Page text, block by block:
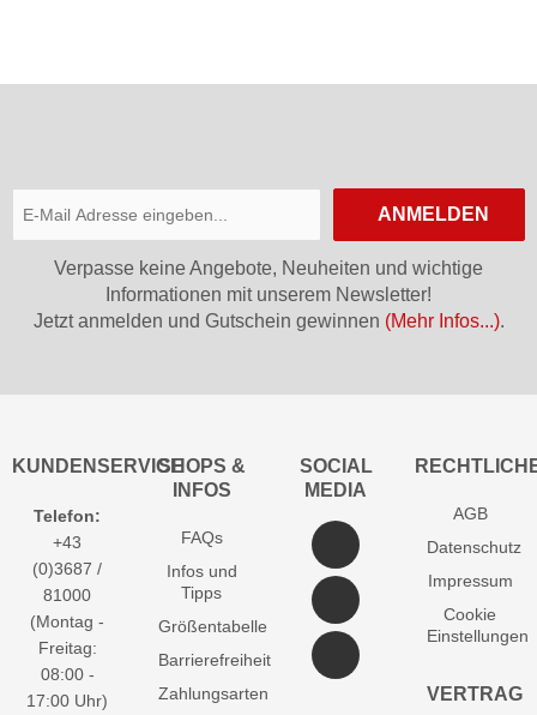
ANMELDEN
Verpasse keine Angebote, Neuheiten und wichtige
Informationen mit unserem Newsletter!
Jetzt anmelden und Gutschein gewinnen (Mehr Infos...).
KUNDENSERVICE
Telefon:
+43
(0)3687 /
81000
(Montag -
Freitag:
08:00 -
17:00 Uhr)
SHOPS &
INFOS
FAQs
Infos und
Tipps
Größentabelle
Barrierefreiheit
Zahlungsarten
SOCIAL
MEDIA
AGB
Datenschutz
Impressum
Cookie
Einstellungen
VERTRAG